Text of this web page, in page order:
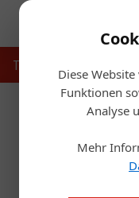
Diese
Funktionen
Analyse
Mehr
Touristik